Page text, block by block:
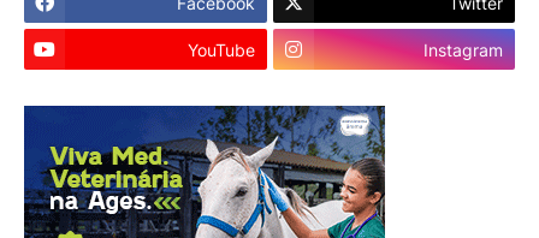
YouTube Instagram